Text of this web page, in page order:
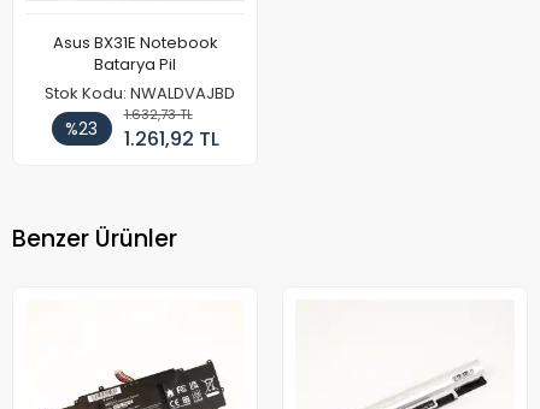
Asus BX31E Notebook
Batarya Pil
Stok Kodu: NWALDVAJBD
%23
1.632,73 TL
1.261,92 TL
Benzer Ürünler